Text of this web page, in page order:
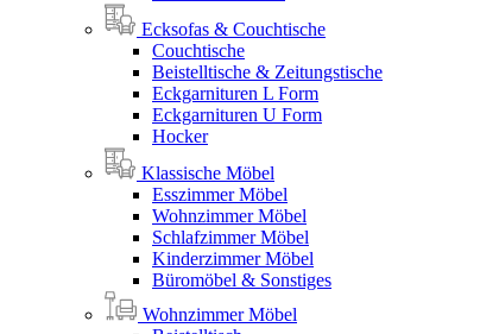
Ecksofas & Couchtische
Couchtische
Beistelltische & Zeitungstische
Eckgarnituren L Form
Eckgarnituren U Form
Hocker
Klassische Möbel
Esszimmer Möbel
Wohnzimmer Möbel
Schlafzimmer Möbel
Kinderzimmer Möbel
Büromöbel & Sonstiges
Wohnzimmer Möbel